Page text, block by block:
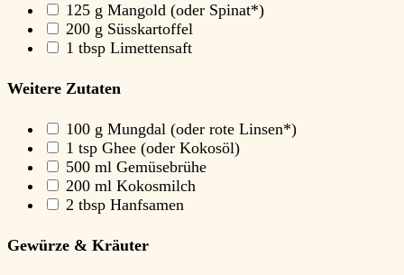
125 g Mangold (oder Spinat*)
200 g Süsskartoffel
1 tbsp Limettensaft
Weitere Zutaten
100 g Mungdal (oder rote Linsen*)
1 tsp Ghee (oder Kokosöl)
500 ml Gemüsebrühe
200 ml Kokosmilch
2 tbsp Hanfsamen
Gewürze & Kräuter